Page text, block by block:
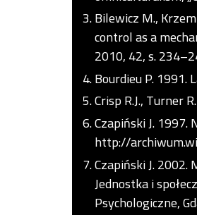
Bilewicz M.,
control as a
2010, 42, s.
Bourdieu P. 1991.
Crisp R.J., Turner
Czapiński J. 1997.
http://
Czapiński J.
Jednostka i
Psychologiczne,